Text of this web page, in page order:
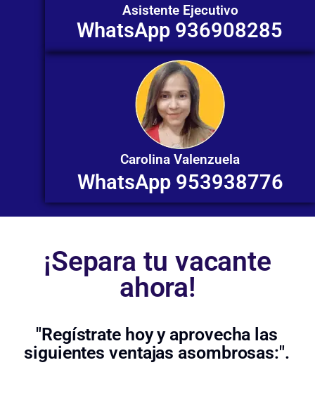
Asistente Ejecutivo
WhatsApp 936908285
Carolina Valenzuela
WhatsApp 953938776
¡Separa tu vacante
ahora!
"Regístrate hoy y aprovecha las
siguientes ventajas asombrosas:".